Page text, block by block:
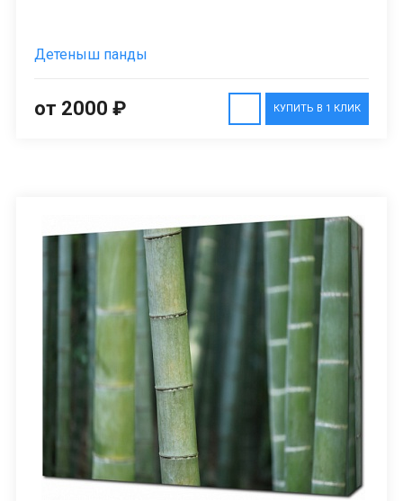
Детеныш панды
КУПИТЬ В 1 КЛИК
от 2000 ₽